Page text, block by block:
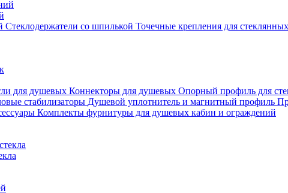
Стеклодержатели со шпилькой Точечные крепления для
для душевых Коннекторы для душевых Опорный профиль для
стабилизаторы Душевой уплотнитель и магнитный профиль
Комплекты фурнитуры для душевых кабин и ограждений